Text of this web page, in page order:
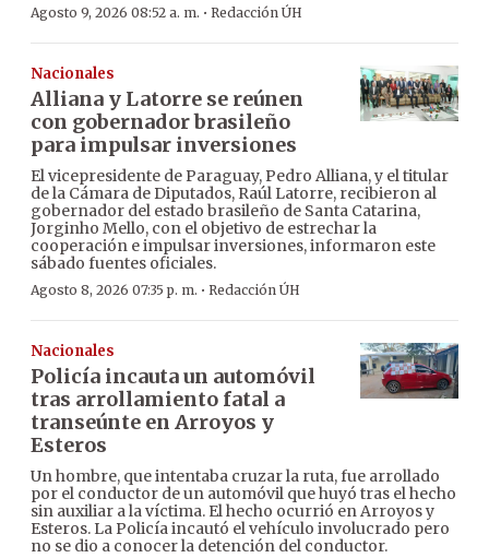
Agosto 9, 2026 08:52 a. m. · Redacción ÚH
Nacionales
Alliana y Latorre se reúnen
con gobernador brasileño
para impulsar inversiones
El vicepresidente de Paraguay, Pedro Alliana, y el titular
de la Cámara de Diputados, Raúl Latorre, recibieron al
gobernador del estado brasileño de Santa Catarina,
Jorginho Mello, con el objetivo de estrechar la
cooperación e impulsar inversiones, informaron este
sábado fuentes oficiales.
Agosto 8, 2026 07:35 p. m. · Redacción ÚH
Nacionales
Policía incauta un automóvil
tras arrollamiento fatal a
transeúnte en Arroyos y
Esteros
Un hombre, que intentaba cruzar la ruta, fue arrollado
por el conductor de un automóvil que huyó tras el hecho
sin auxiliar a la víctima. El hecho ocurrió en Arroyos y
Esteros. La Policía incautó el vehículo involucrado pero
no se dio a conocer la detención del conductor.